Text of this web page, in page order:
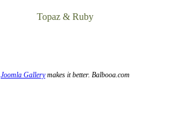
Topaz & Ruby
Joomla Gallerymakes it better. Balbooa.com